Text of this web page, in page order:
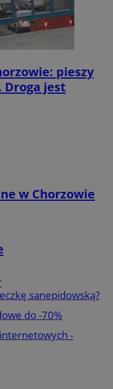
pieszy
Droga jest
w Chorzowie
sanepidowską?
do -70%
-